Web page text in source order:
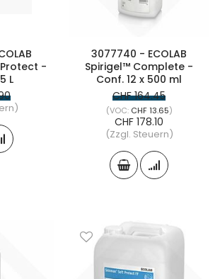
-
L
3077740 - ECOLAB
Spirigel™ Complete -
Conf. 12 x 500 ml
CHF 164.45
CHF 13.65
CHF 178.10
(Zzgl. Steuern)